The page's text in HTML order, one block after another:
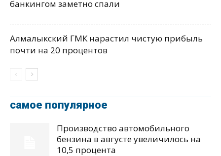
банкингом заметно спали
Алмалыкский ГМК нарастил чистую прибыль
почти на 20 процентов
самое популярное
Производство автомобильного
бензина в августе увеличилось на
10,5 процента